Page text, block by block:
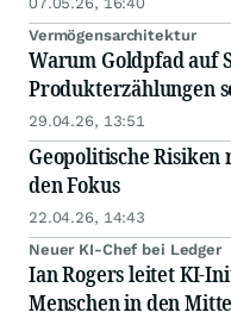
Vermögensarchitektur
Warum Goldpfad auf
Produkterzählungen
29.04.26, 13:51
Geopolitische
den Fokus
22.04.26, 14:43
Neuer KI-Chef bei Ledger
Ian Rogers leitet KI-
Menschen in den